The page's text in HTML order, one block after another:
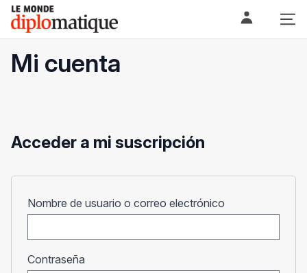
Skip
content
Le monde diplomatique
Mi cuenta
Acceder a mi suscripción
Nombre de usuario o correo electrónico
Contraseña